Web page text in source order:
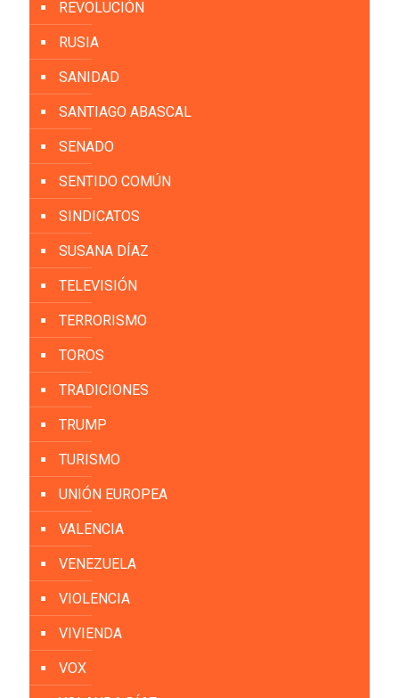
REVOLUCIÓN
RUSIA
SANIDAD
SANTIAGO ABASCAL
SENADO
SENTIDO COMÚN
SINDICATOS
SUSANA DÍAZ
TELEVISIÓN
TERRORISMO
TOROS
TRADICIONES
TRUMP
TURISMO
UNIÓN EUROPEA
VALENCIA
VENEZUELA
VIOLENCIA
VIVIENDA
VOX